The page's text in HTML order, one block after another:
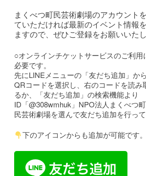
まくべつ町民芸術劇場のアカウント
ていただければ最新のイベント情報
ますので、ぜひご登録をお願いいた
○オンラインチケットサービスのご利
必要です。
先にLINEメニューの「友だち追加」から
QRコードを選択し、右のコードを読み
るか、「友だち追加」の検索機能より
ID「@308wmhuk」NPO法人まくべつ町
民芸術劇場を選んで友だち追加を行って
下のアイコンからも追加が可能です。